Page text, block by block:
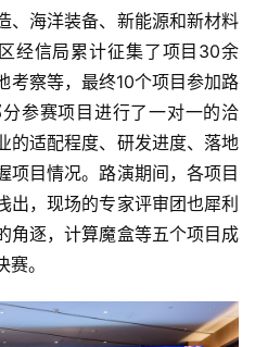
、海洋装备、新能源和新材料
经信局累计征集了项目30余
考察等，最终10个项目参加路
参赛项目进行了一对一的洽
的适配程度、研发进度、落地
项目情况。路演期间，各项目
出，现场的专家评审团也犀利
角逐，计算魔盒等五个项目成
。